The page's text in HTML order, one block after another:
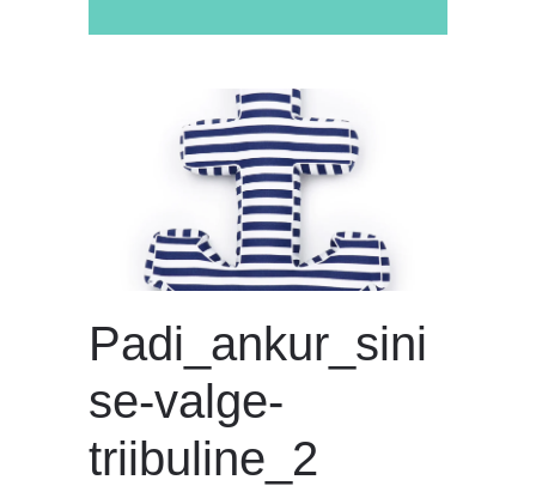
Padi_ankur_sini
se-valge-
triibuline_2